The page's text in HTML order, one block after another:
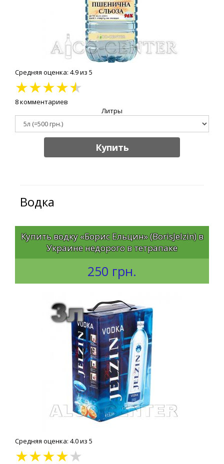
Средняя оценка: 4.9 из 5
★★★★★
8 комментариев
Литры
Купить
Водка
Купить водку «Борис Ельцин» (BorisJelzin) в
Украине недорого в тетрапаке
250 грн.
Средняя оценка: 4.0 из 5
★★★★★